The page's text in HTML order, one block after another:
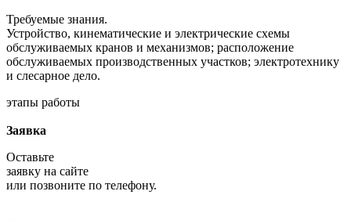
Требуемые знания.
Устройство, кинематические и электрические схемы
обслуживаемых кранов и механизмов; расположение
обслуживаемых производственных участков; электротехнику
и слесарное дело.
этапы работы
Заявка
Оставьте
заявку на сайте
или позвоните по телефону.